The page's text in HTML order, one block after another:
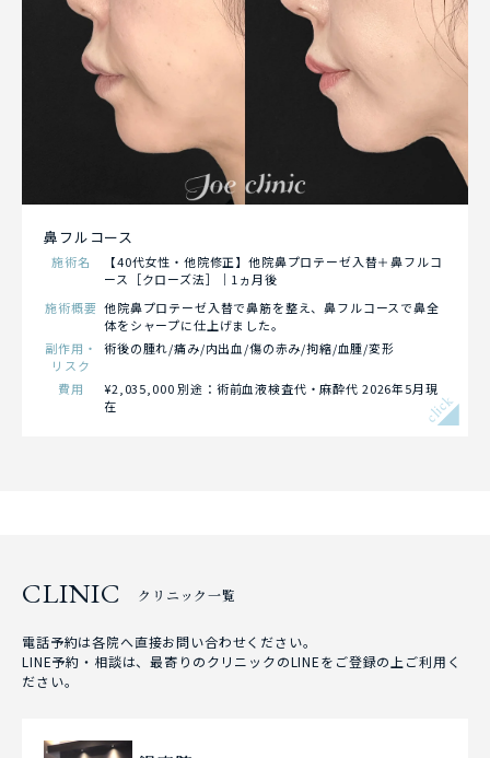
鼻フルコース
施術名
【40代女性・他院修正】他院鼻プロテーゼ入替＋鼻フルコ
ース［クローズ法］｜1ヵ月後
施術概要 他院鼻プロテーゼ入替で鼻筋を整え、鼻フルコースで鼻全
体をシャープに仕上げました。
副作用・
リスク
術後の腫れ/痛み/内出血/傷の赤み/拘縮/血腫/変形
費用
¥2,035,000 別途：術前血液検査代・麻酔代 2026年5月現
在
click
CLINIC クリニック一覧
電話予約は各院へ直接お問い合わせください。
LINE予約・相談は、最寄りのクリニックのLINEをご登録の上ご利用く
ださい。